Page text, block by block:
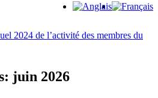
du Notariat publie son rapport d’activité
2024 de l’activité des membres du
de l’énergie publie son rapport
juin 2026